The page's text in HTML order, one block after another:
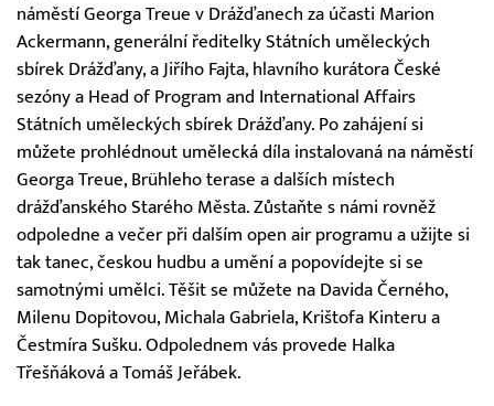
náměstí Georga Treue v Drážďanech za účasti Marion
Ackermann, generální ředitelky Státních uměleckých
sbírek Drážďany, a Jiřího Fajta, hlavního kurátora České
sezóny a Head of Program and International Affairs
Státních uměleckých sbírek Drážďany. Po zahájení si
můžete prohlédnout umělecká díla instalovaná na náměstí
Georga Treue, Brühleho terase a dalších místech
drážďanského Starého Města. Zůstaňte s námi rovněž
odpoledne a večer při dalším open air programu a užijte si
tak tanec, českou hudbu a umění a popovídejte si se
samotnými umělci. Těšit se můžete na Davida Černého,
Milenu Dopitovou, Michala Gabriela, Krištofa Kinteru a
Čestmíra Sušku. Odpolednem vás provede Halka
Třešňáková a Tomáš Jeřábek.